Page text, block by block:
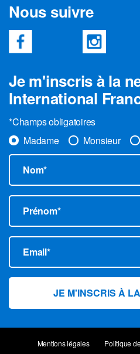
Nous suivre
Je m'inscris à la
International
*Champs obligatoires
Madame
Monsieur
Nom*
Prénom*
Email*
Mentions légales Politique